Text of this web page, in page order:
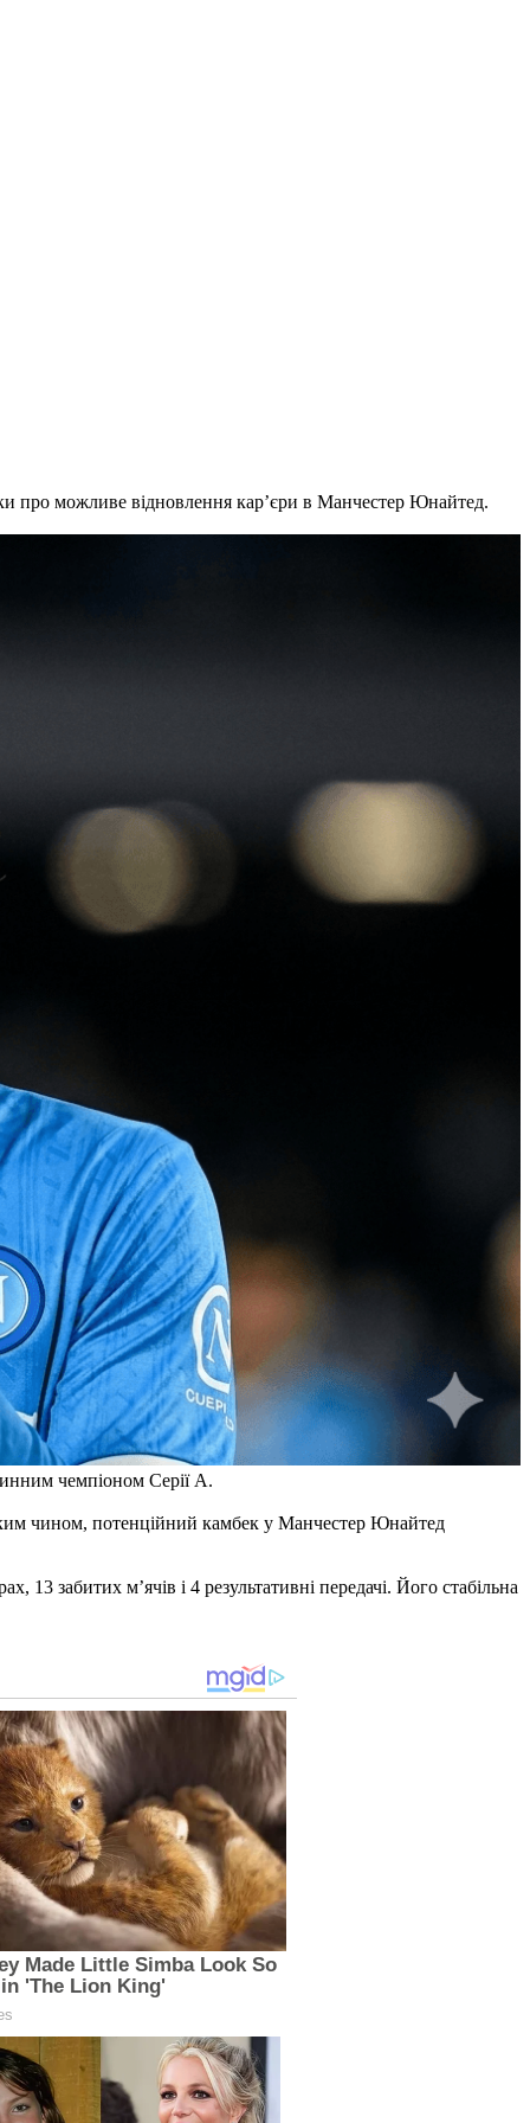
про можливе відновлення кар’єри в Манчестер Юнайтед.
чемпіоном Серії А.
чином, потенційний камбек у Манчестер Юнайтед
13 забитих м’ячів і 4 результативні передачі. Його стабільна